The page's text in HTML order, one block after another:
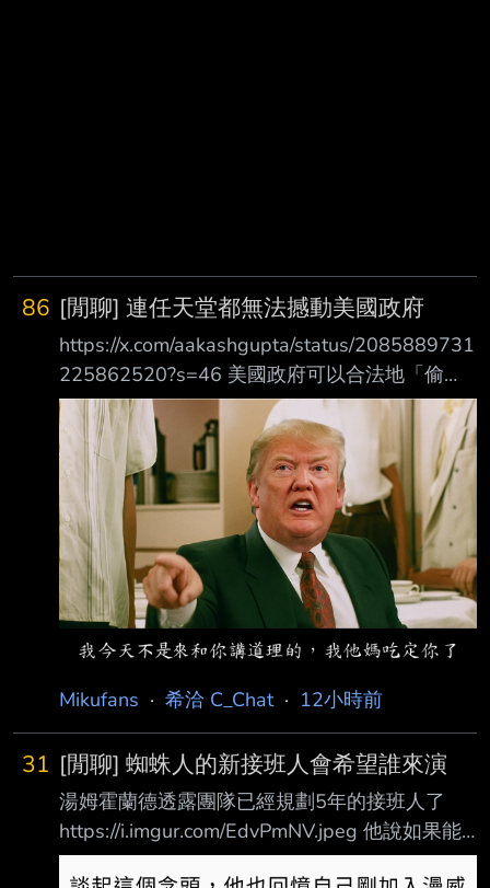
86 [閒聊] 連任天堂都無法撼動美國政府
https://x.com/aakashgupta/status/2085889731
225862520?s=46 美國政府可以合法地「偷
走」皮卡丘。 這真的很離譜。 任天堂，這個堪
稱全世界最愛打智慧財產權官司的權利持有人，
對此卻無能為力。 日本甚至只能派外交官去拜
託我們的外交官手下留情。 原因在於一部1960
年的法律《美國法典》第28編第1498條(b)款。
當美國聯邦政府侵犯著作權時，法院不能發布禁
制令。 政府可以在訴訟進行期間繼續發布相關
內容，等案件告一段落後，再支付一筆大致相當
於原 本根本沒有事先
Mikufans · 希洽 C_Chat· 12小時前
31 [閒聊] 蜘蛛人的新接班人會希望誰來演
湯姆霍蘭德透露團隊已經規劃5年的接班人了
https://i.imgur.com/EdvPmNV.jpeg 他說如果能
接棒的話他最希望的人16歲的是歐文庫柏 --